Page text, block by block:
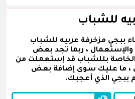
للشباب
ببجي مزخرفة عربيه للشباب
، ربما تجد بعض
الخاصة بللشباب قد إستعملت من
، ما عليك سوى إضافة بعض
ببجي الذي أعجبك.